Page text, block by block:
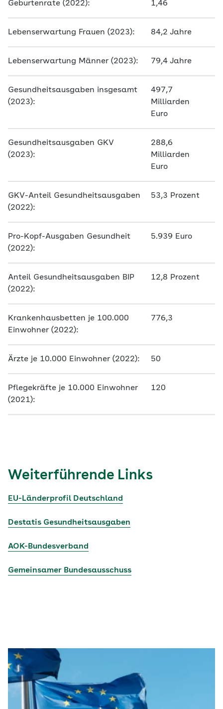
Geburtenrate (2022): 1,46
Lebenserwartung Frauen (2023): 84,2 Jahre
Lebenserwartung Männer (2023): 79,4 Jahre
Gesundheitsausgaben insgesamt
(2023):
497,7
Milliarden
Euro
Gesundheitsausgaben GKV
(2023):
288,6
Milliarden
Euro
GKV-Anteil Gesundheitsausgaben
(2022):
53,3 Prozent
Pro-Kopf-Ausgaben Gesundheit
(2022):
5.939 Euro
Anteil Gesundheitsausgaben BIP
(2022):
12,8 Prozent
Krankenhausbetten je 100.000
Einwohner (2022):
776,3
Ärzte je 10.000 Einwohner (2022): 50
Pflegekräfte je 10.000 Einwohner
(2021):
120
Weiterführende Links
EU-Länderprofil Deutschland
Destatis Gesundheitsausgaben
AOK-Bundesverband
Gemeinsamer Bundesausschuss